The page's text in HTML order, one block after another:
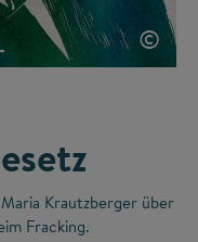
©
Krautzberger über
Fracking.